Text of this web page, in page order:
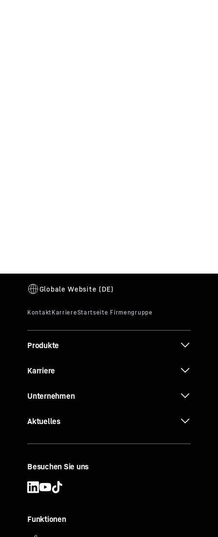
Produkte
Karriere
Unternehmen
Aktuelles
Besuchen Sie uns
Funktionen